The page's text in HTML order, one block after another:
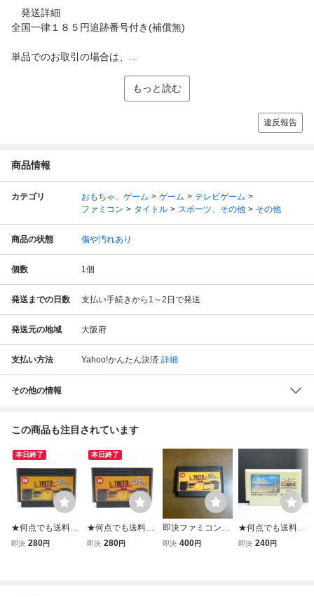
発送詳細
全国一律１８５円追跡番号付き(補償無)
単品でのお取引の場合は、...
もっと読む
違反報告
商品情報
カテゴリ おもちゃ、ゲーム ゲーム
テレビゲーム
ファミコン
タイトル スポーツ、その他 その他
商品の状態 傷や汚れあり
個数 1個
発送までの日数 支払い手続きから1～2日で発送
発送元の地域 大阪府
支払い方法 Yahoo!かんたん決済 詳細
その他の情報
この商品も注目されています
本日終了
★何点でも送料１
８５円★ タイトー
即決 280円
本日終了
★何点でも送料１
８５円★ タイトー
即決 280円
即決ファミコンソ
フト タイトーグラ
即決 400円
★何点でも送料１
８５円★ ハイドラ
即決 240円